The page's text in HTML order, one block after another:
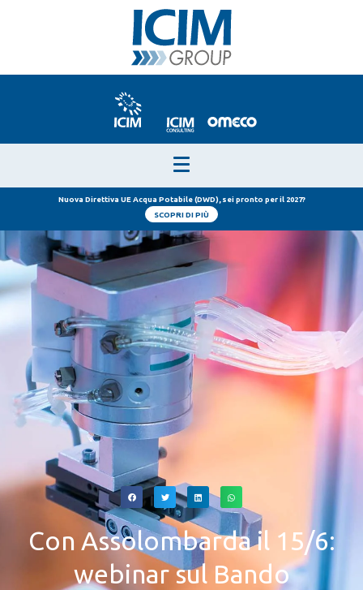
Nuova Direttiva UE Acqua Potabile (DWD), sei pronto per il 2027?
SCOPRI DI PIÙ
Con Assolombarda il 15/6:
webinar sul Bando